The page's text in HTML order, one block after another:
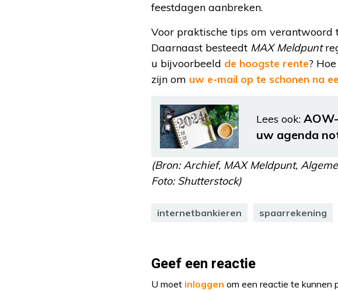
feestdagen aanbreken.
Voor praktische tips om
Daarnaast besteedt MAX Meldpunt
u bijvoorbeeld de hoogste rente?
zijn om uw e-mail op te schonen na
Lees ook:
uw agenda
(Bron: Archief, MAX Meldpunt,
Foto: Shutterstock)
internetbankieren spaarrekening
Geef een reactie
U moet inloggen om een reactie te kunnen